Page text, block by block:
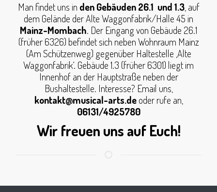
Man findet uns in den Gebäuden 26.1 und 1.3, auf
dem Gelände der Alte Waggonfabrik/Halle 45 in
Mainz-Mombach. Der Eingang von Gebäude 26.1
(früher 6326) befindet sich neben Wohnraum Mainz
(Am Schützenweg) gegenüber Haltestelle ‚Alte
Waggonfabrik‘. Gebäude 1.3 (früher 6301) liegt im
Innenhof an der Hauptstraße neben der
Bushaltestelle. Interesse? Email uns,
kontakt@musical-arts.deoder rufe an,
06131/4925780
Wir freuen uns auf Euch!